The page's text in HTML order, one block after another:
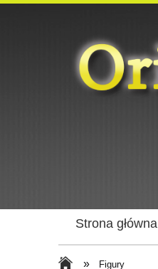
Strona główna
» Figury